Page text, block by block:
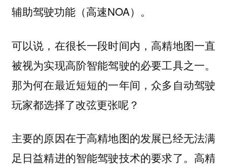
辅助驾驶功能（高速NOA）。
可以说，在很长一段时间内，高精地图一直
被视为实现高阶智能驾驶的必要工具之一。
那为何在最近短短的一年间，众多自动驾驶
玩家都选择了改弦更张呢？
主要的原因在于高精地图的发展已经无法满
足日益精进的智能驾驶技术的要求了。高精